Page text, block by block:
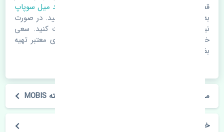
قطعات یدکی اقدام فرمایید. در زمان
خرید کاسه نمد میل سوپاپ
به اصلی بودن و کیفیت قطعات بسیار توجه بفرمایید. در صورت
نیاز با مکانیک و کارشناسان در این زمینه مشورت کنید. سعی
خود را بفرمایید تا قطعات یدکی را از فروشگاه های معتبر تهیه
بفرمایید.
مشخصات فنی کاسه نمد میل سوپاپ هیوندای آوانته MOBIS
خودروسازی هیوندای